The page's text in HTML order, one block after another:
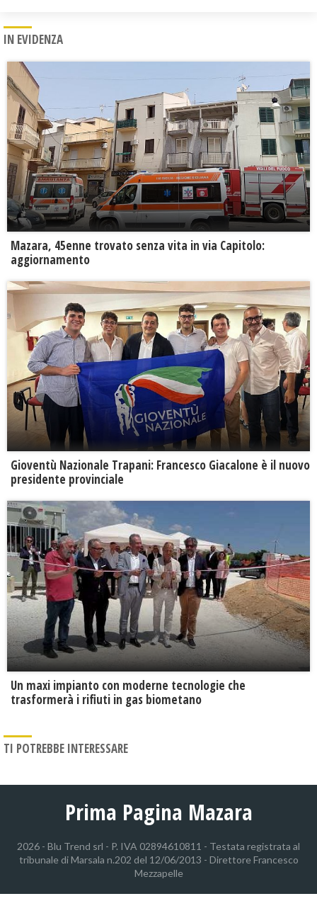
IN EVIDENZA
Mazara, 45enne trovato senza vita in via Capitolo:
aggiornamento
Gioventù Nazionale Trapani: Francesco Giacalone è il nuovo
presidente provinciale
Un maxi impianto con moderne tecnologie che
trasformerà i rifiuti in gas biometano
TI POTREBBE INTERESSARE
Prima Pagina Mazara
2026 - Blu Trend srl - P. IVA 02894610811 - Testata registrata al
tribunale di Marsala n.202 del 12/06/2013 - Direttore Francesco
Mezzapelle